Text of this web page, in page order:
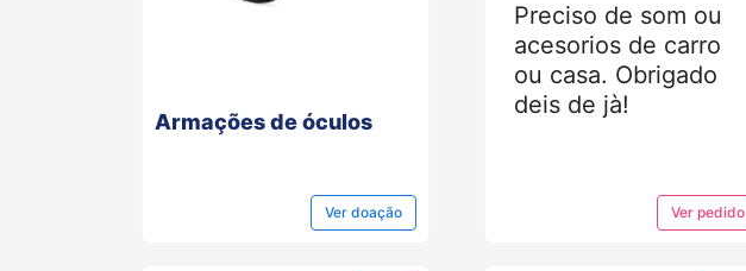
Armações de óculos
Ver doação
Preciso de som ou
acesorios de carro
ou casa. Obrigado
deis de jà!
Ver pedido